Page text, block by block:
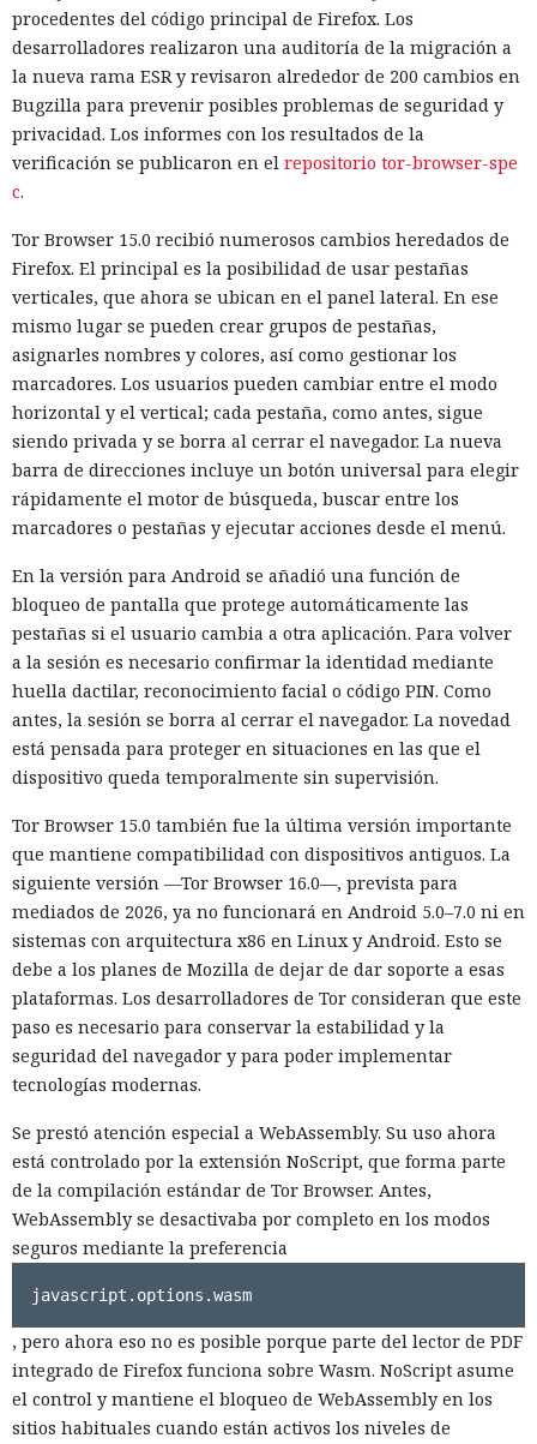
procedentes del código principal de Firefox. Los
desarrolladores realizaron una auditoría de la migración a
la nueva rama ESR y revisaron alrededor de 200 cambios en
Bugzilla para prevenir posibles problemas de seguridad y
privacidad. Los informes con los resultados de la
verificación se publicaron en el repositorio tor-browser-spe
c.
Tor Browser 15.0 recibió numerosos cambios heredados de
Firefox. El principal es la posibilidad de usar pestañas
verticales, que ahora se ubican en el panel lateral. En ese
mismo lugar se pueden crear grupos de pestañas,
asignarles nombres y colores, así como gestionar los
marcadores. Los usuarios pueden cambiar entre el modo
horizontal y el vertical; cada pestaña, como antes, sigue
siendo privada y se borra al cerrar el navegador. La nueva
barra de direcciones incluye un botón universal para elegir
rápidamente el motor de búsqueda, buscar entre los
marcadores o pestañas y ejecutar acciones desde el menú.
En la versión para Android se añadió una función de
bloqueo de pantalla que protege automáticamente las
pestañas si el usuario cambia a otra aplicación. Para volver
a la sesión es necesario confirmar la identidad mediante
huella dactilar, reconocimiento facial o código PIN. Como
antes, la sesión se borra al cerrar el navegador. La novedad
está pensada para proteger en situaciones en las que el
dispositivo queda temporalmente sin supervisión.
Tor Browser 15.0 también fue la última versión importante
que mantiene compatibilidad con dispositivos antiguos. La
siguiente versión —Tor Browser 16.0—, prevista para
mediados de 2026, ya no funcionará en Android 5.0–7.0 ni en
sistemas con arquitectura x86 en Linux y Android. Esto se
debe a los planes de Mozilla de dejar de dar soporte a esas
plataformas. Los desarrolladores de Tor consideran que este
paso es necesario para conservar la estabilidad y la
seguridad del navegador y para poder implementar
tecnologías modernas.
Se prestó atención especial a WebAssembly. Su uso ahora
está controlado por la extensión NoScript, que forma parte
de la compilación estándar de Tor Browser. Antes,
WebAssembly se desactivaba por completo en los modos
seguros mediante la preferencia
javascript.options.wasm
, pero ahora eso no es posible porque parte del lector de PDF
integrado de Firefox funciona sobre Wasm. NoScript asume
el control y mantiene el bloqueo de WebAssembly en los
sitios habituales cuando están activos los niveles de